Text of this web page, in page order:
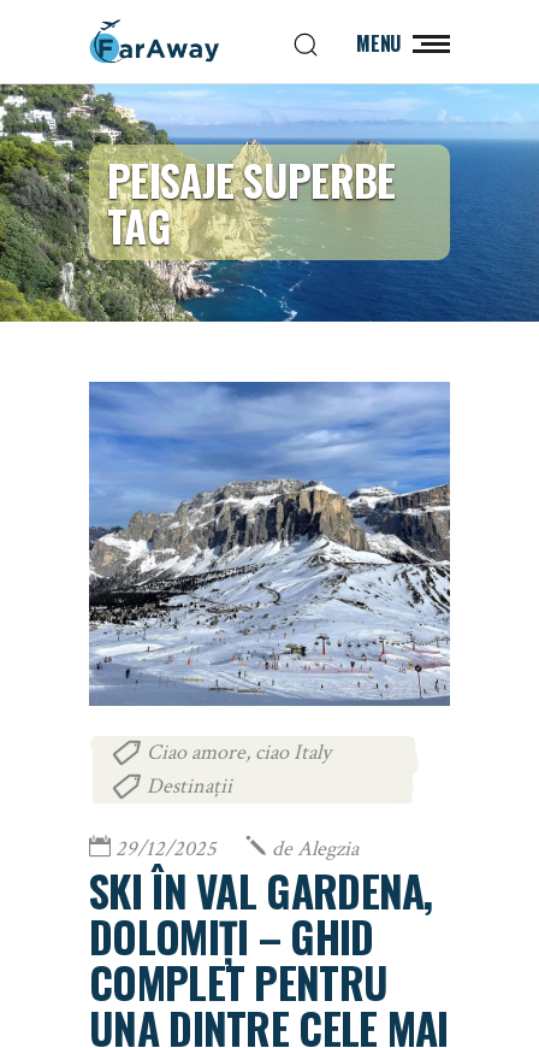
MENU
PEISAJE SUPERBE
TAG
Ciao amore, ciao Italy
Destinații
29/12/2025 deAlegzia
SKI ÎN VAL GARDENA,
DOLOMIȚI – GHID
COMPLET PENTRU
UNA DINTRE CELE MAI